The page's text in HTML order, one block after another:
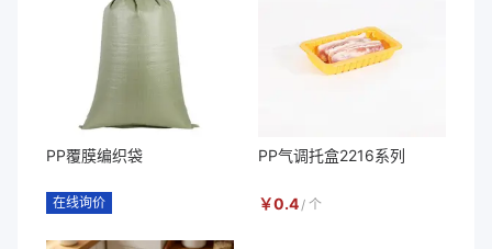
PP覆膜编织袋
在线询价
PP气调托盒2216系列
￥0.4 / 个